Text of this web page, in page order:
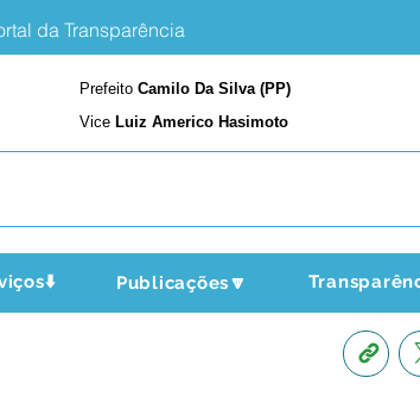
da Transparência
Prefeito Camilo Da Silva (PP)
Vice Luiz Americo Hasimoto
Publicações🔽